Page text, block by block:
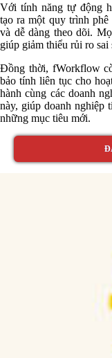
Với tính năng tự động
tạo ra một quy trình
và dễ dàng theo dõi.
giúp giảm thiểu rủi ro
Đồng thời, fWorkflow
bảo tính liên tục cho
hành cùng các doanh
này, giúp doanh nghiệp
những mục tiêu mới.